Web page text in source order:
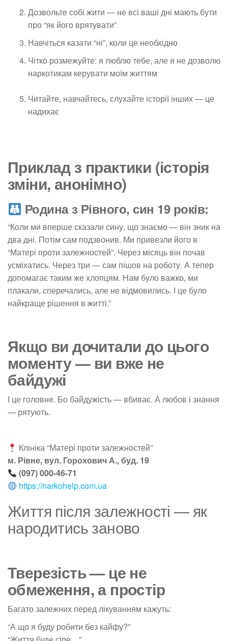
Дозвольте собі жити — не всі ваші дні мають бути
про “як його врятувати”
Навчіться казати “ні”, коли це необхідно
Чітко розмежуйте: я люблю тебе, але я не дозволю
наркотикам керувати моїм життям
Читайте, навчайтесь, слухайте історії інших — це
надихає
Приклад з практики (історія
зміни, анонімно)
Родина з Рівного, син 19 років:
“Коли ми вперше сказали сину, що знаємо — він зник на
два дні. Потім сам подзвонив. Ми привезли його в
“Матері проти залежностей”. Через місяць він почав
усміхатись. Через три — сам пішов на роботу. А тепер
допомагає таким же хлопцям. Нам було важко, ми
плакали, сперечались, але не відмовились. І це було
найкраще рішення в житті.”
Якщо ви дочитали до цього
моменту — ви вже не
байдужі
І це головне. Бо байдужість — вбиває. А любов і знання
— рятують.
Клініка “Матері проти залежностей”
м. Рівне, вул. Горохович А., буд. 19
(097) 000-46-71
https://narkohelp.com.ua
Життя після залежності — як
народитись заново
Тверезість — це не
обмеження, а простір
Багато залежних перед лікуванням кажуть:
“А що я буду робити без кайфу?”